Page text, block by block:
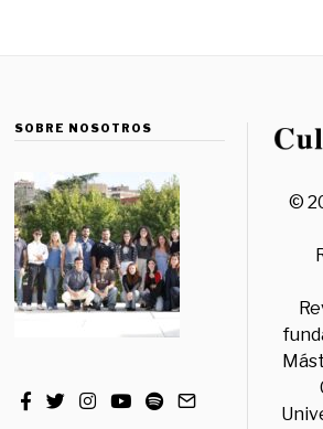
SOBRE NOSOTROS
©